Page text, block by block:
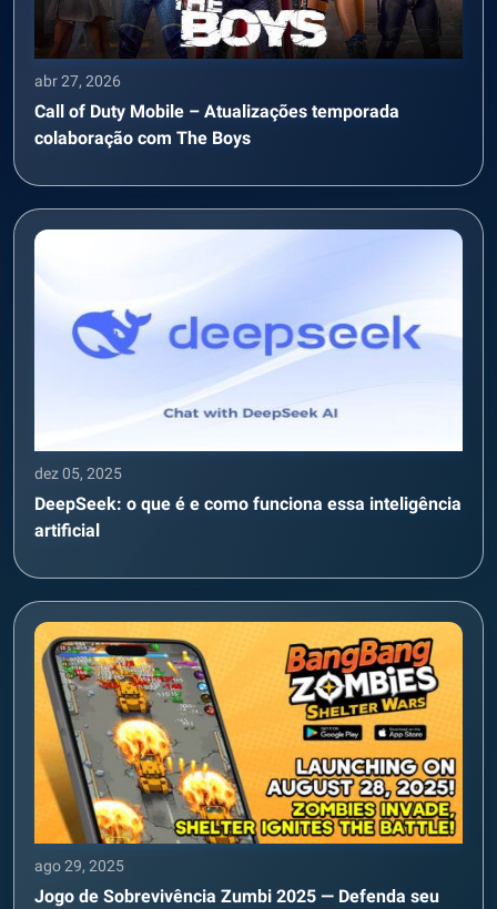
abr 27, 2026
Call of Duty Mobile – Atualizações temporada
colaboração com The Boys
dez 05, 2025
DeepSeek: o que é e como funciona essa inteligência
artificial
ago 29, 2025
Jogo de Sobrevivência Zumbi 2025 — Defenda seu